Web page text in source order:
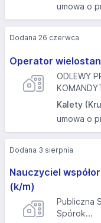
umowa o
Operator
ODLEWY
Kalety
umowa o
Dodana 26 czerwca
Nauczyciel
(k/m)
Publiczna
Spórok...
Dodana 3 sierpnia